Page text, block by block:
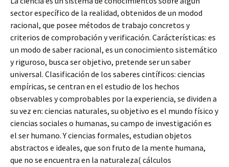
sector específico de la realidad, obtenidos de un modod
racional, que posee métodos de trabajo concretos y
criterios de comprobación y verificación. Carácterísticas: es
un modo de saber racional, es un conocimiento sistemático
y riguroso, busca ser objetivo, pretende ser un saber
universal. Clasificación de los saberes cintíficos: ciencias
empíricas, se centran en el estudio de los hechos
observables y comprobables por la experiencia, se dividen a
su vez en: ciencias naturales, su objetivo es el mundo físico y
ciencias sociales o humanas, su campo de investigación es
el ser humano. Y ciencias formales, estudian objetos
abstractos e ideales, que son fruto de la mente humana,
que no se encuentra en la naturaleza( cálculos